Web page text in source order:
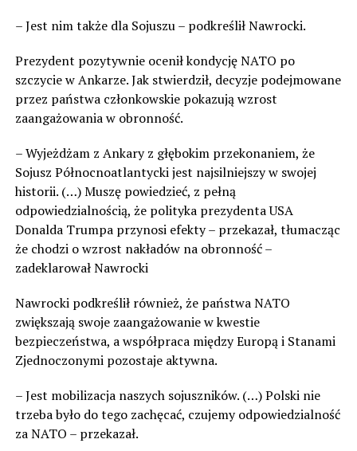
– Jest nim także dla Sojuszu – podkreślił Nawrocki.
Prezydent pozytywnie ocenił kondycję NATO po
szczycie w Ankarze. Jak stwierdził, decyzje podejmowane
przez państwa członkowskie pokazują wzrost
zaangażowania w obronność.
– Wyjeżdżam z Ankary z głębokim przekonaniem, że
Sojusz Północnoatlantycki jest najsilniejszy w swojej
historii. (…) Muszę powiedzieć, z pełną
odpowiedzialnością, że polityka prezydenta USA
Donalda Trumpa przynosi efekty – przekazał, tłumacząc
że chodzi o wzrost nakładów na obronność –
zadeklarował Nawrocki
Nawrocki podkreślił również, że państwa NATO
zwiększają swoje zaangażowanie w kwestie
bezpieczeństwa, a współpraca między Europą i Stanami
Zjednoczonymi pozostaje aktywna.
– Jest mobilizacja naszych sojuszników. (…) Polski nie
trzeba było do tego zachęcać, czujemy odpowiedzialność
za NATO – przekazał.